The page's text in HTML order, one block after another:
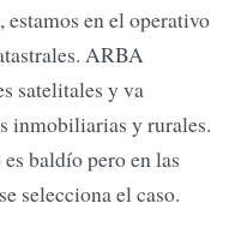
en el operativo
ARBA
satelitales y va
inmobiliarias y rurales.
baldío pero en las
selecciona el caso.